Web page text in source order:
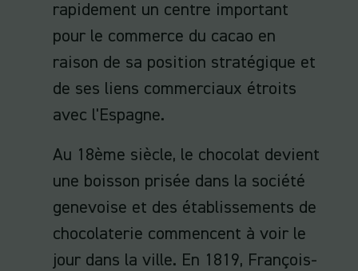
rapidement un centre important
pour le commerce du cacao en
raison de sa position stratégique et
de ses liens commerciaux étroits
avec l'Espagne.
Au 18ème siècle, le chocolat devient
une boisson prisée dans la société
genevoise et des établissements de
chocolaterie commencent à voir le
jour dans la ville. En 1819, François-